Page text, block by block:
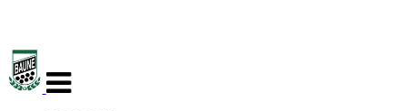
navigasjon